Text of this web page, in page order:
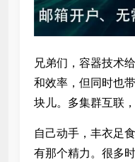
兄弟们，容器技术
和效率，但同时也
块儿。多集群互联
自己动手，丰衣足
有那个精力。很多